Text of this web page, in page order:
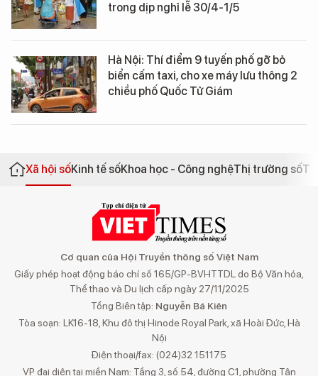
trong dịp nghỉ lễ 30/4-1/5
Hà Nội: Thí điểm 9 tuyến phố gỡ bỏ
biển cấm taxi, cho xe máy lưu thông 2
chiều phố Quốc Tử Giám
Xã hội sốKinh tế sốKhoa học - Công nghệThị trường số
Cơ quan của Hội Truyền thông số Việt Nam
Giấy phép hoạt động báo chí số 165/GP-BVHTTDL do Bộ Văn hóa,
Thể thao và Du lịch cấp ngày 27/11/2025
Tổng Biên tập: Nguyễn Bá Kiên
Tòa soạn: LK16-18, Khu đô thị Hinode Royal Park, xã Hoài Đức, Hà
Nội
Điện thoại/fax: (024)32 151175
VP đại diện tại miền Nam: Tầng 3, số 54, đường C1, phường Tân